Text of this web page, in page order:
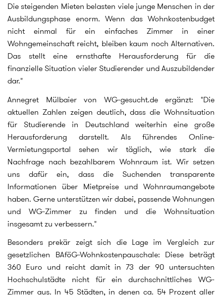
Die steigenden Mieten belasten viele junge Menschen in der
Ausbildungsphase enorm. Wenn das Wohnkostenbudget
nicht einmal für ein einfaches Zimmer in einer
Wohngemeinschaft reicht, bleiben kaum noch Alternativen.
Das stellt eine ernsthafte Herausforderung für die
finanzielle Situation vieler Studierender und Auszubildender
dar."
Annegret Mülbaier von WG-gesucht.de ergänzt: "Die
aktuellen Zahlen zeigen deutlich, dass die Wohnsituation
für Studierende in Deutschland weiterhin eine große
Herausforderung darstellt. Als führendes Online-
Vermietungsportal sehen wir täglich, wie stark die
Nachfrage nach bezahlbarem Wohnraum ist. Wir setzen
uns dafür ein, dass die Suchenden transparente
Informationen über Mietpreise und Wohnraumangebote
haben. Gerne unterstützen wir dabei, passende Wohnungen
und WG-Zimmer zu finden und die Wohnsituation
insgesamt zu verbessern."
Besonders prekär zeigt sich die Lage im Vergleich zur
gesetzlichen BAföG-Wohnkostenpauschale: Diese beträgt
360 Euro und reicht damit in 73 der 90 untersuchten
Hochschulstädte nicht für ein durchschnittliches WG-
Zimmer aus. In 45 Städten, in denen ca. 54 Prozent aller